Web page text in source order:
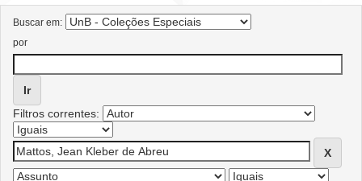
Buscar em:
por
Filtros correntes: